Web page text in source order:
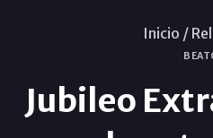
Inicio /
Jubileo